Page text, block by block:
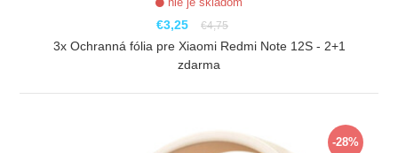
€3,25 €4,75
3x Ochranná fólia pre Xiaomi Redmi Note 12S - 2+1
zdarma
-28%